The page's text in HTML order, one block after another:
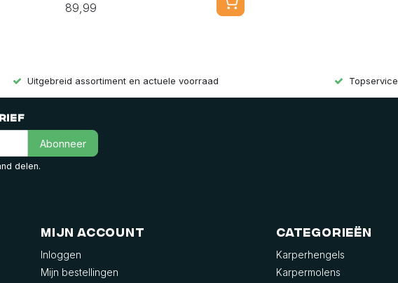
89,99
Uitgebreid assortiment en actuele voorraad Topservice
Abonneer
delen.
Mijn account
Inloggen
Mijn bestellingen
Categorieën
Karperhengels
Karpermolens